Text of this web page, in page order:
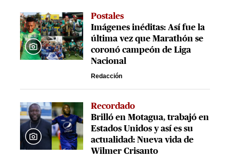
Postales
Imágenes inéditas: Así fue la
última vez que Marathón se
coronó campeón de Liga
Nacional
Redacción
Recordado
Brilló en Motagua, trabajó en
Estados Unidos y así es su
actualidad: Nueva vida de
Wilmer Crisanto